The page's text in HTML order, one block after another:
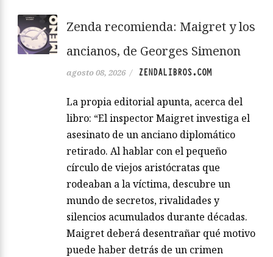
Zenda recomienda: Maigret y los
ancianos, de Georges Simenon
agosto 08, 2026 / ZENDALIBROS.COM
La propia editorial apunta, acerca del
libro: “El inspector Maigret investiga el
asesinato de un anciano diplomático
retirado. Al hablar con el pequeño
círculo de viejos aristócratas que
rodeaban a la víctima, descubre un
mundo de secretos, rivalidades y
silencios acumulados durante décadas.
Maigret deberá desentrañar qué motivo
puede haber detrás de un crimen